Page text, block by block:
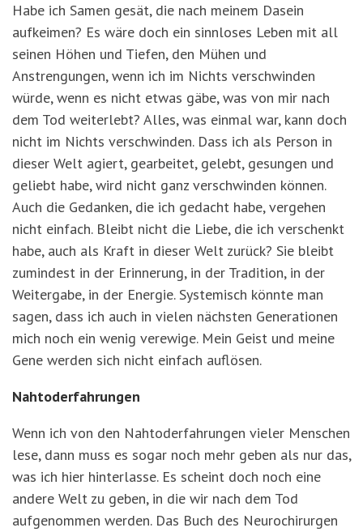
Habe ich Samen gesät, die nach meinem Dasein
aufkeimen? Es wäre doch ein sinnloses Leben mit all
seinen Höhen und Tiefen, den Mühen und
Anstrengungen, wenn ich im Nichts verschwinden
würde, wenn es nicht etwas gäbe, was von mir nach
dem Tod weiterlebt? Alles, was einmal war, kann doch
nicht im Nichts verschwinden. Dass ich als Person in
dieser Welt agiert, gearbeitet, gelebt, gesungen und
geliebt habe, wird nicht ganz verschwinden können.
Auch die Gedanken, die ich gedacht habe, vergehen
nicht einfach. Bleibt nicht die Liebe, die ich verschenkt
habe, auch als Kraft in dieser Welt zurück? Sie bleibt
zumindest in der Erinnerung, in der Tradition, in der
Weitergabe, in der Energie. Systemisch könnte man
sagen, dass ich auch in vielen nächsten Generationen
mich noch ein wenig verewige. Mein Geist und meine
Gene werden sich nicht einfach auflösen.
Nahtoderfahrungen
Wenn ich von den Nahtoderfahrungen vieler Menschen
lese, dann muss es sogar noch mehr geben als nur das,
was ich hier hinterlasse. Es scheint doch noch eine
andere Welt zu geben, in die wir nach dem Tod
aufgenommen werden. Das Buch des Neurochirurgen